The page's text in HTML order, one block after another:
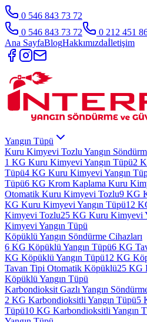
0 546 843 73 72
0 546 843 73 72
0 212 451
Ana SayfaBlogHakkımızdaİletişim
Yangın Tüpü
Kuru Kimyevi Tozlu Yangın
1 KG Kuru Kimyevi Yangın Tüpü2
Tüpü4 KG Kuru Kimyevi Yangın
Tüpü6 KG Krom Kaplama Kuru
Otomatik Kuru Kimyevi Tozlu9 KG
KG Kuru Kimyevi Yangın Tüpü12
Kimyevi Tozlu25 KG Kuru Kimyevi
Kimyevi Yangın Tüpü
Köpüklü Yangın Söndürme Cihazları
6 KG Köpüklü Yangın Tüpü6 KG
KG Köpüklü Yangın Tüpü12 KG
Tavan Tipi Otomatik Köpüklü25 KG
Köpüklü Yangın Tüpü
Karbondioksit Gazlı Yangın
2 KG Karbondioksitli Yangın Tüpü5
Tüpü10 KG Karbondioksitli Yangın